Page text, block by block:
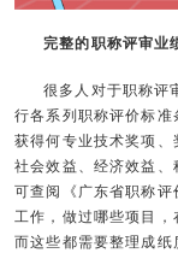
完整的职称评审业
很多人对于职称评
行各系列职称评价标准
获得何专业技术奖项
社会效益、经济效益
可查阅《广东省职称
工作，做过哪些项目，
而这些都需要整理成